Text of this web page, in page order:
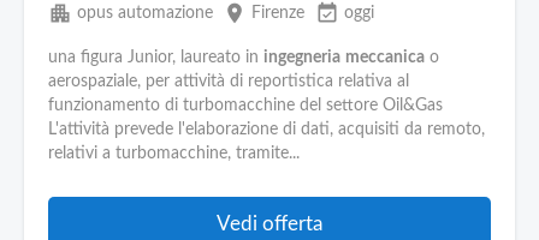
apartment opus automazione place Firenze event_available oggi
una figura Junior, laureato in ingegneria meccanica o
aerospaziale, per attività di reportistica relativa al
funzionamento di turbomacchine del settore Oil&Gas
L'attività prevede l'elaborazione di dati, acquisiti da remoto,
relativi a turbomacchine, tramite...
Vedi offerta